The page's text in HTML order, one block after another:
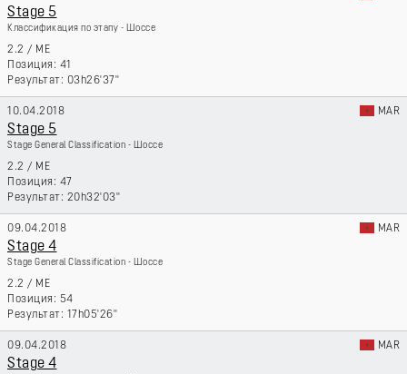
Stage 5
Классификация по этапу - Шоссе
2.2 / ME
41
03h26'37''
10.04.2018 MAR
Stage 5
Stage General Classification - Шоссе
2.2 / ME
47
20h32'03''
09.04.2018 MAR
Stage 4
Stage General Classification - Шоссе
2.2 / ME
54
17h05'26''
09.04.2018 MAR
Stage 4